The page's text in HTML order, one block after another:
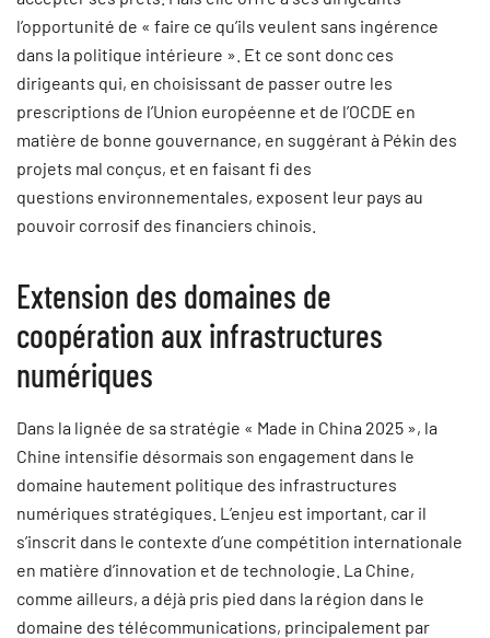
l’opportunité de « faire ce qu’ils veulent sans ingérence
dans la politique intérieure ». Et ce sont donc ces
dirigeants qui, en choisissant de passer outre les
prescriptions de l’Union européenne et de l’OCDE en
matière de bonne gouvernance, en suggérant à Pékin des
projets mal conçus, et en faisant fi des
questions environnementales, exposent leur pays au
pouvoir corrosif des financiers chinois.
Extension des domaines de
coopération aux infrastructures
numériques
Dans la lignée de sa stratégie « Made in China 2025 », la
Chine intensifie désormais son engagement dans le
domaine hautement politique des infrastructures
numériques stratégiques. L’enjeu est important, car il
s’inscrit dans le contexte d’une compétition internationale
en matière d’innovation et de technologie. La Chine,
comme ailleurs, a déjà pris pied dans la région dans le
domaine des télécommunications, principalement par